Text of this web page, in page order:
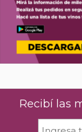
Recibí las